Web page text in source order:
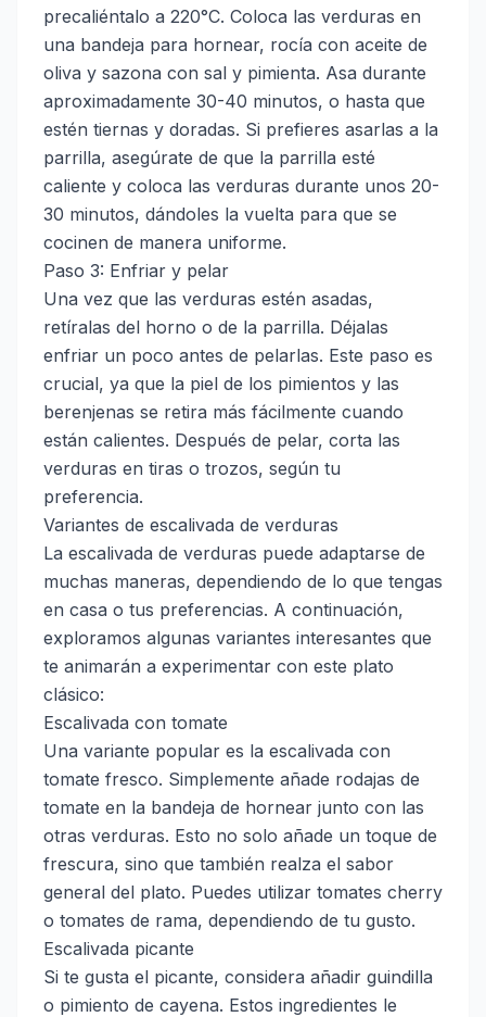
precaliéntalo a 220°C. Coloca las verduras en
una bandeja para hornear, rocía con aceite de
oliva y sazona con sal y pimienta. Asa durante
aproximadamente 30-40 minutos, o hasta que
estén tiernas y doradas. Si prefieres asarlas a la
parrilla, asegúrate de que la parrilla esté
caliente y coloca las verduras durante unos 20-
30 minutos, dándoles la vuelta para que se
cocinen de manera uniforme.
Paso 3: Enfriar y pelar
Una vez que las verduras estén asadas,
retíralas del horno o de la parrilla. Déjalas
enfriar un poco antes de pelarlas. Este paso es
crucial, ya que la piel de los pimientos y las
berenjenas se retira más fácilmente cuando
están calientes. Después de pelar, corta las
verduras en tiras o trozos, según tu
preferencia.
Variantes de escalivada de verduras
La escalivada de verduras puede adaptarse de
muchas maneras, dependiendo de lo que tengas
en casa o tus preferencias. A continuación,
exploramos algunas variantes interesantes que
te animarán a experimentar con este plato
clásico:
Escalivada con tomate
Una variante popular es la escalivada con
tomate fresco. Simplemente añade rodajas de
tomate en la bandeja de hornear junto con las
otras verduras. Esto no solo añade un toque de
frescura, sino que también realza el sabor
general del plato. Puedes utilizar tomates cherry
o tomates de rama, dependiendo de tu gusto.
Escalivada picante
Si te gusta el picante, considera añadir guindilla
o pimiento de cayena. Estos ingredientes le